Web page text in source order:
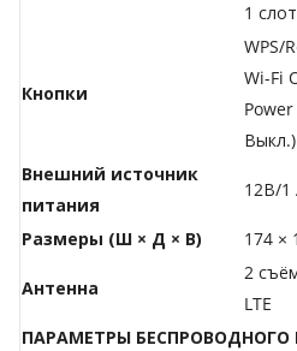
1
Кнопки
WPS/
Wi-Fi
Выкл.)
Внешний источник
питания
12В/1
Размеры (Ш × Д × В) 174 ×
Антенна
2
LTE
ПАРАМЕТРЫ